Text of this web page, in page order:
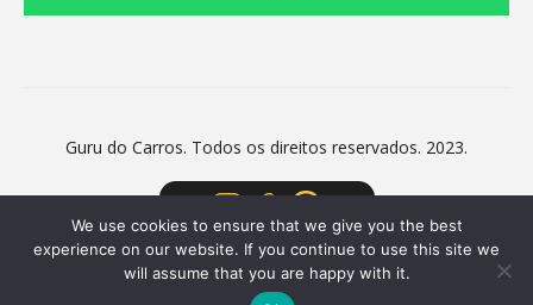
Guru do Carros. Todos os direitos reservados. 2023.
We use cookies to ensure that we give you the best
experience on our website. If you continue to use this site we
will assume that you are happy with it.